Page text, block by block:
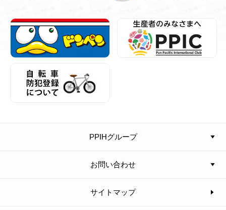
PPIHグループ
お問い合わせ
サイトマップ